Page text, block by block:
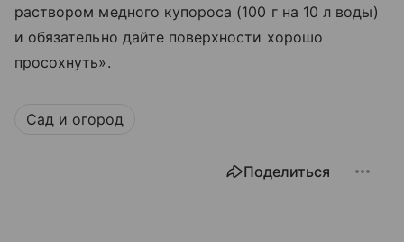
раствором медного купороса (100 г на 10 л воды)
и обязательно дайте поверхности хорошо
просохнуть».
Сад и огород
Поделиться